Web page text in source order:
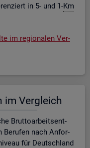
in 5- und 1-Km
im re­gio­na­len Ver­
im Ver­gleich
Brut­to­ar­beits­ent­
Be­ru­fen nach An­for­
für Deutsch­land